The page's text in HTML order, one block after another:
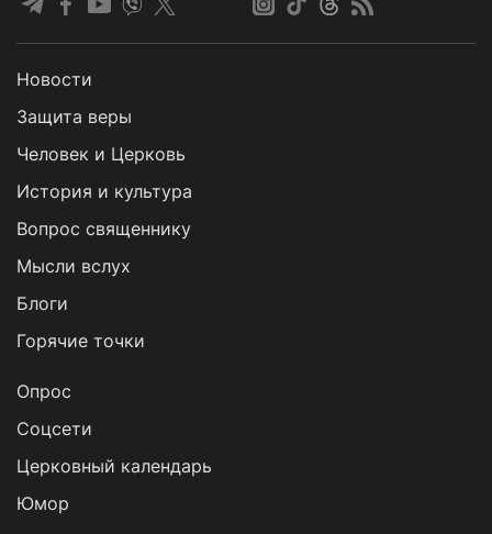
Новости
Защита веры
Человек и Церковь
История и культура
Вопрос священнику
Мысли вслух
Блоги
Горячие точки
Опрос
Cоцсети
Церковный календарь
Юмор